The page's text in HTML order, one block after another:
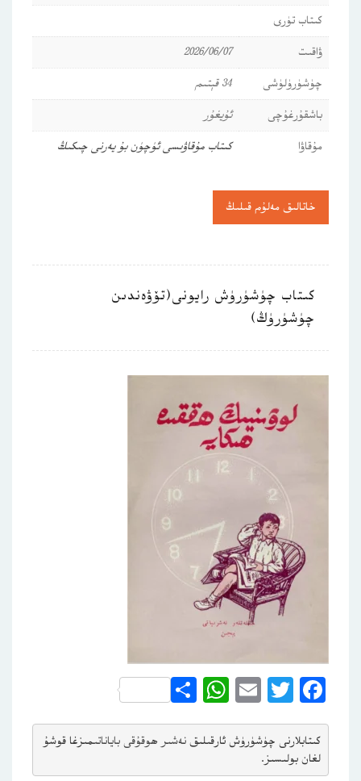
كىتاب تۈرى
ۋاقىت
2026/06/07
چۈشۈرۈلۈشى
34 قېتىم
باشقۇرغۇچى
ئۇيغۇر
مۇقاۋا
كىتاب مۇقاۋىسى ئۈچۈن بۇ يەرنى چىكىڭ
خاتالىق مەلۇم قىلىڭ
كىتاب چۈشۈرۈش رايونى(تۆۋەندىن
چۈشۈرۈڭ)
Facebook
Twitter
Email
WhatsApp
Share
كىتابلارنى چۈشۈرۈش ئارقىلىق نەشىر ھوقۇقى باياناتىمىزغا قوشۇ
لغان بولىسىز.